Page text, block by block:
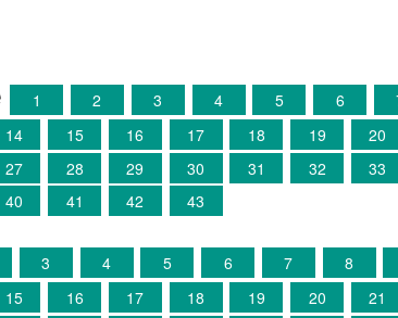
1 2 3 4 5 6
14 15 16 17 18 19 20
27 28 29 30 31 32 33
40 41 42 43
3 4 5 6 7 8
15 16 17 18 19 20 21